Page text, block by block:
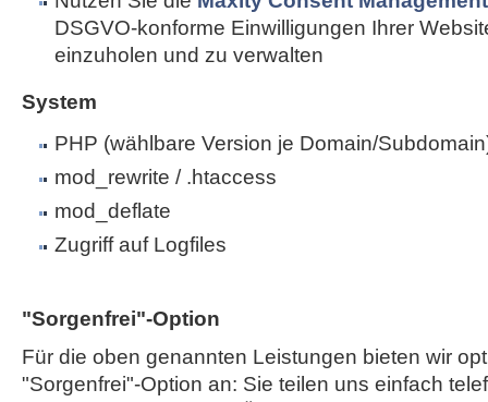
DSGVO-konforme Einwilligungen Ihrer
einzuholen und zu verwalten
System
PHP (wählbare Version je Domain/
mod_rewrite / .htaccess
mod_deflate
Zugriff auf Logfiles
"Sorgenfrei"-Option
Für die oben genannten Leistungen bieten wir
"Sorgenfrei"-Option an: Sie teilen uns einfach